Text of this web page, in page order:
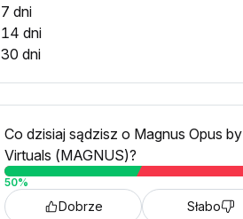
7 dni
14 dni
30 dni
Co dzisiaj sądzisz o Magnus Opus by
Virtuals (MAGNUS)?
50%
Dobrze Słabo